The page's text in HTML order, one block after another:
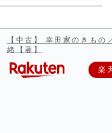
【中古】 幸田家のきもの
緒【著】
楽